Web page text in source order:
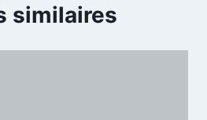
similaires